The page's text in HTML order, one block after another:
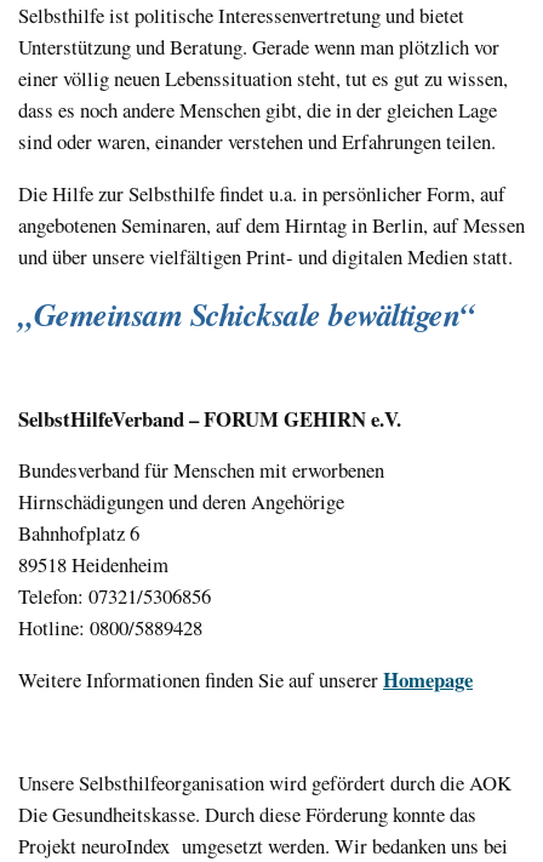
Selbsthilfe ist politische Interessenvertretung und bietet
Unterstützung und Beratung. Gerade wenn man plötzlich vor
einer völlig neuen Lebenssituation steht, tut es gut zu wissen,
dass es noch andere Menschen gibt, die in der gleichen Lage
sind oder waren, einander verstehen und Erfahrungen teilen.
Die Hilfe zur Selbsthilfe findet u.a. in persönlicher Form, auf
angebotenen Semi­naren, auf dem Hirntag in Berlin, auf Messen
und über unsere vielfäl­tigen Print- und digitalen Medien statt.
„Gemeinsam Schicksale bewältigen“
SelbstHilfeVerband – FORUM GEHIRN e.V.
Bundesverband für Menschen mit erworbenen
Hirnschädigungen und deren Angehörige
Bahnhofplatz 6
89518 Heidenheim
Telefon: 07321/5306856
Hotline: 0800/5889428
Weitere Informationen finden Sie auf unsererHomepage
Unsere Selbsthilfeorganisation wird gefördert durch die AOK
Die Gesundheitskasse. Durch diese Förderung konnte das
Projekt neuroIndex umgesetzt werden. Wir bedanken uns bei